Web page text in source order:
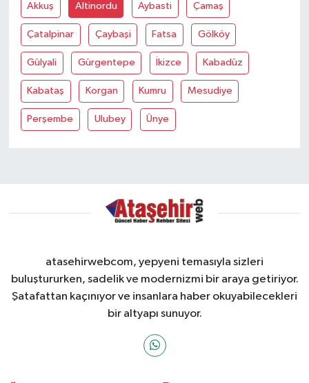
Akkuş Altinordu Aybasti Çamaş
Çatalpinar Çaybaşi Fatsa Gölköy
Gülyali Gürgentepe İkizce Kabadüz
Kabataş Korgan Kumru Mesudiye
Perşembe Ulubey Ünye
atasehirwebcom, yepyeni temasıyla sizleri
buluştururken, sadelik ve modernizmi bir araya getiriyor.
Şatafattan kaçınıyor ve insanlara haber okuyabilecekleri
bir altyapı sunuyor.